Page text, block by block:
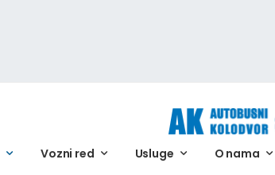
Vozni red Usluge O nama